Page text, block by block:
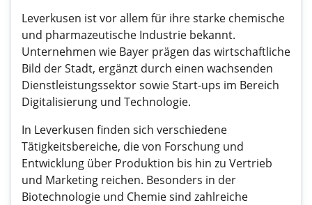
Leverkusen ist vor allem für ihre starke chemische
und pharmazeutische Industrie bekannt.
Unternehmen wie Bayer prägen das wirtschaftliche
Bild der Stadt, ergänzt durch einen wachsenden
Dienstleistungssektor sowie Start-ups im Bereich
Digitalisierung und Technologie.
In Leverkusen finden sich verschiedene
Tätigkeitsbereiche, die von Forschung und
Entwicklung über Produktion bis hin zu Vertrieb
und Marketing reichen. Besonders in der
Biotechnologie und Chemie sind zahlreiche